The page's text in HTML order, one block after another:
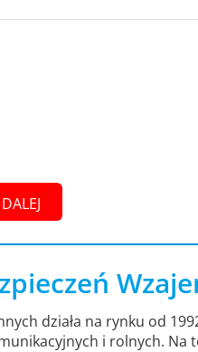
działa na rynku od
i rolnych. Na